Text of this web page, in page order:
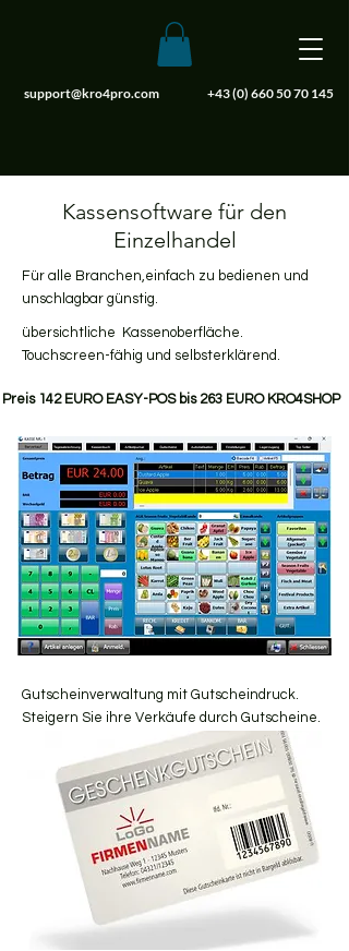
support@kro4pro.com +43 (0) 660 50 70 145
Kassensoftware für den
Einzelhandel
Für alle Branchen,einfach zu bedienen und
unschlagbar günstig.
übersichtliche Kassenoberfläche.
Touchscreen-fähig und selbsterklärend.
Preis 142 EURO EASY-POS bis 263 EURO KRO4SHOP
Gutscheinverwaltung mit Gutscheindruck.
Steigern Sie ihre Verkäufe durch Gutscheine.